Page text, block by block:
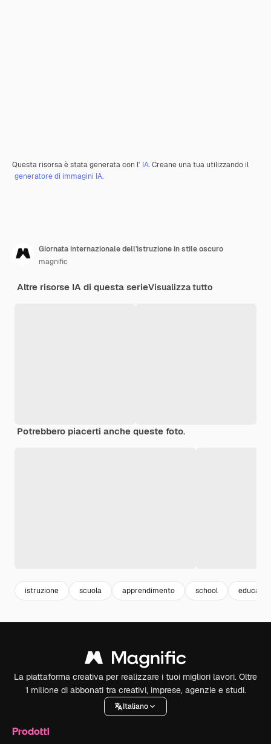
Questa risorsa è stata generata con l' IA. Creane una tua utilizzando il
generatore di immagini IA.
Giornata internazionale dell'istruzione in stile oscuro
magnific
Altre risorse IA di questa serieVisualizza tutto
Potrebbero piacerti anche queste foto.
istruzione scuola apprendimento school
La piattaforma creativa per realizzare i tuoi migliori lavori. Oltre
1 milione di abbonati tra creativi, imprese, agenzie e studi.
Italiano
Prodotti